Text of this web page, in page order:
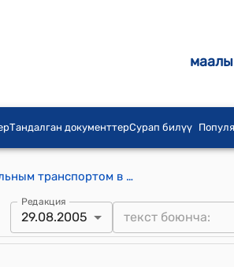
Тандалган документтерСурап билүү
Правила организации пассажирских перевозок автомобильным транспортом в Кыргызской Республике ( Утверждены приказом Министерства транспорта и коммуникаций Кыргызской Республики от 3 июля 2001 года N 204)
Редакция
29.08.2005